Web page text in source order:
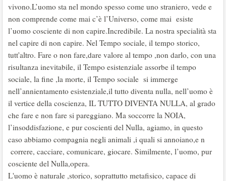
vivono.L’uomo sta nel mondo spesso come uno straniero, vede e
non comprende come mai c’è l’Universo, come mai esiste
l’uomo cosciente di non capire.Incredibile. La nostra specialità sta
nel capire di non capire. Nel Tempo sociale, il tempo storico,
tutt'altro. Fare o non fare,dare valore al tempo ,non darlo, con una
risultanza inevitabile, il Tempo esistenziale assorbe il tempo
sociale, la fine ,la morte, il Tempo sociale si immerge
nell’annientamento esistenziale,il tutto diventa nulla, nell’uomo è
il vertice della coscienza, IL TUTTO DIVENTA NULLA, al grado
che fare e non fare si pareggiano. Ma soccorre la NOIA,
l’insoddisfazione, e pur coscienti del Nulla, agiamo, in questo
caso abbiamo compagnia negli animali ,i quali si annoiano,e n
correre, cacciare, comunicare, giocare. Similmente, l’uomo, pur
cosciente del Nulla,opera.
L'uomo è naturale ,storico, soprattutto metafisico, capace di